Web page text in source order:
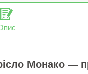
Монако —